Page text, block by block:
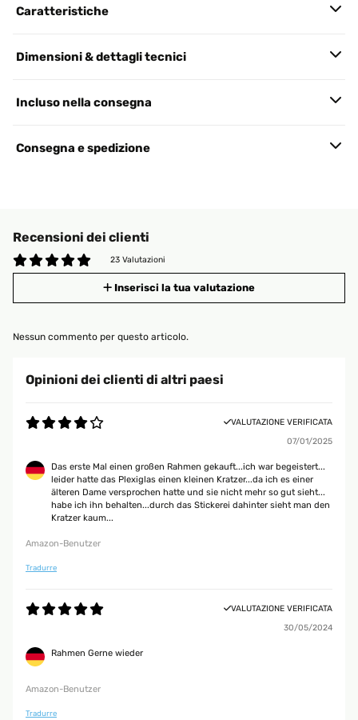
Caratteristiche
Dimensioni & dettagli tecnici
Incluso nella consegna
Consegna e spedizione
Recensioni dei clienti
23 Valutazioni
Inserisci la tua valutazione
Nessun commento per questo articolo.
Opinioni dei clienti di altri paesi
VALUTAZIONE VERIFICATA
07/01/2025
Das erste Mal einen großen Rahmen gekauft...ich war begeistert...
leider hatte das Plexiglas einen kleinen Kratzer...da ich es einer
älteren Dame versprochen hatte und sie nicht mehr so gut sieht...
habe ich ihn behalten...durch das Stickerei dahinter sieht man den
Kratzer kaum...
Amazon-Benutzer
Tradurre
VALUTAZIONE VERIFICATA
30/05/2024
Rahmen Gerne wieder
Amazon-Benutzer
Tradurre